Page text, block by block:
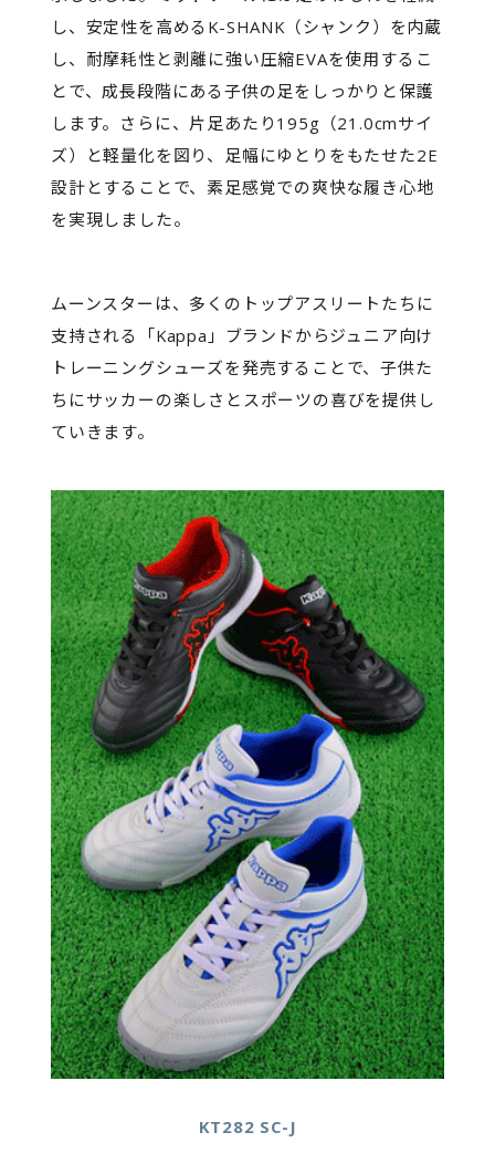
し、安定性を高めるK-SHANK（シャンク）を内蔵
し、耐摩耗性と剥離に強い圧縮EVAを使用するこ
とで、成長段階にある子供の足をしっかりと保護
します。さらに、片足あたり195g（21.0cmサイ
ズ）と軽量化を図り、足幅にゆとりをもたせた2E
設計とすることで、素足感覚での爽快な履き心地
を実現しました。
ムーンスターは、多くのトップアスリートたちに
支持される「Kappa」ブランドからジュニア向け
トレーニングシューズを発売することで、子供た
ちにサッカーの楽しさとスポーツの喜びを提供し
ていきます。
KT282 SC-J